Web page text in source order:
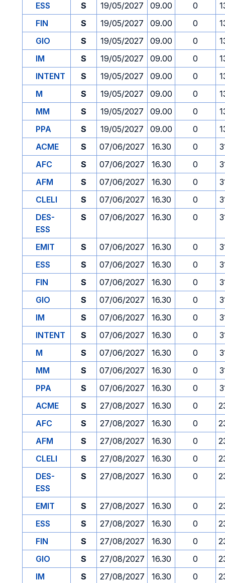
ESS
S 19/05/2027 09.00 0
FIN
S 19/05/2027 09.00 0
GIO
S 19/05/2027 09.00 0
IM
S 19/05/2027 09.00 0
INTENT
S 19/05/2027 09.00 0
M
S 19/05/2027 09.00 0
MM
S 19/05/2027 09.00 0
PPA
S 19/05/2027 09.00 0
ACME
S 07/06/2027 16.30 0
AFC
S 07/06/2027 16.30 0
AFM
S 07/06/2027 16.30 0
CLELI
S 07/06/2027 16.30 0
DES-
ESS
S 07/06/2027 16.30 0
EMIT S 07/06/2027 16.30 0
ESS
S 07/06/2027 16.30 0
FIN
S 07/06/2027 16.30 0
GIO
S 07/06/2027 16.30 0
IM
S 07/06/2027 16.30 0
INTENT
S 07/06/2027 16.30 0
M
S 07/06/2027 16.30 0
MM
S 07/06/2027 16.30 0
PPA
S 07/06/2027 16.30 0
ACME
S 27/08/2027 16.30 0
AFC
S 27/08/2027 16.30 0
AFM
S 27/08/2027 16.30 0
CLELI
S 27/08/2027 16.30 0
DES-
ESS
S 27/08/2027 16.30 0
EMIT S 27/08/2027 16.30 0
ESS
S 27/08/2027 16.30 0
FIN
S 27/08/2027 16.30 0
GIO
S 27/08/2027 16.30 0
IM
S 27/08/2027 16.30 0